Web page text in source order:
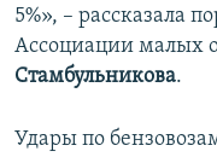
5%», – рассказала
Ассоциации малых
Стамбульникова.
Удары по